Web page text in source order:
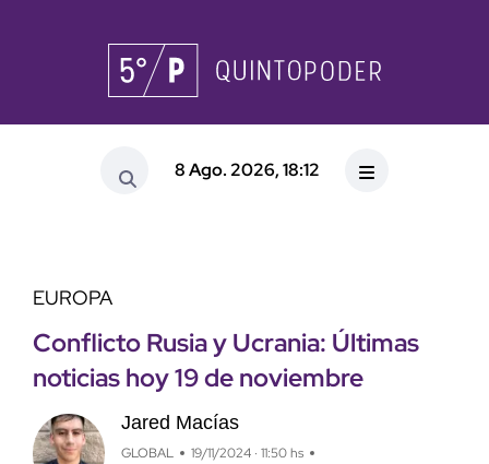
8 Ago. 2026, 18:12
EUROPA
Conflicto Rusia y Ucrania: Últimas
noticias hoy 19 de noviembre
Jared Macías
GLOBAL 19/11/2024 · 11:50 hs